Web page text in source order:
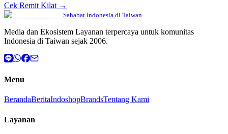
Cek Remit Kilat →
Sahabat Indonesia di Taiwan
Media dan Ekosistem Layanan terpercaya untuk komunitas
Indonesia di Taiwan sejak 2006.
Menu
BerandaBeritaIndoshopBrandsTentang Kami
Layanan